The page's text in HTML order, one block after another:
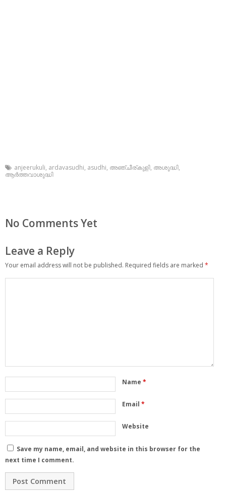
anjeerukuli, ardavasudhi, asudhi, അഞ്ചീര്കുളി, അശുദ്ധി,
ആര്‍ത്തവാശുദ്ധി
No Comments Yet
Leave a Reply
Your email address will not be published. Required fields are marked *
Name *
Email *
Website
Save my name, email, and website in this browser for the
next time I comment.